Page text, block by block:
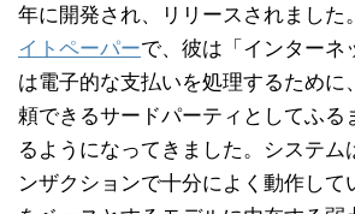
年に開発され、リリースされました
イトペーパーで、彼は「インターネ
は電子的な支払いを処理するために
頼できるサードパーティとしてふる
るようになってきました。システム
ンザクションで十分によく動作して